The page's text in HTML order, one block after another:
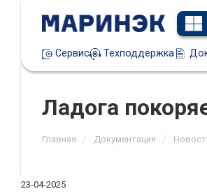
Сервис Техподдержка
Ладога
Главная / Документация /
23-04-2025